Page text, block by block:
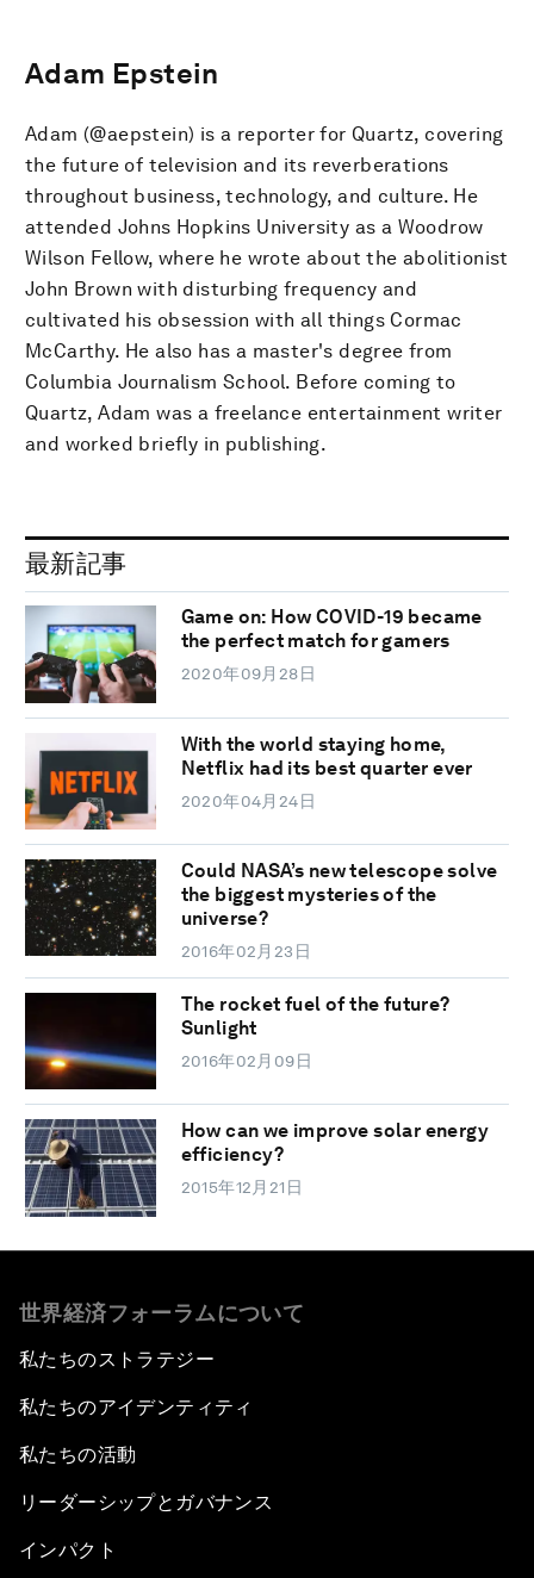
Adam Epstein
Adam (@aepstein) is a reporter for Quartz, covering
the future of television and its reverberations
throughout business, technology, and culture. He
attended Johns Hopkins University as a Woodrow
Wilson Fellow, where he wrote about the abolitionist
John Brown with disturbing frequency and
cultivated his obsession with all things Cormac
McCarthy. He also has a master's degree from
Columbia Journalism School. Before coming to
Quartz, Adam was a freelance entertainment writer
and worked briefly in publishing.
最新記事
Game on: How COVID-19 became
the perfect match for gamers
2020年09月28日
With the world staying home,
Netflix had its best quarter ever
2020年04月24日
Could NASA’s new telescope solve
the biggest mysteries of the
universe?
2016年02月23日
The rocket fuel of the future?
Sunlight
2016年02月09日
How can we improve solar energy
efficiency?
2015年12月21日
世界経済フォーラムについて
私たちのストラテジー
私たちのアイデンティティ
私たちの活動
リーダーシップとガバナンス
インパクト